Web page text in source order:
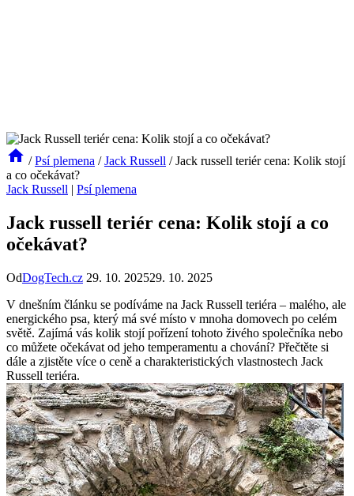
/ Psí plemena / Jack Russell / Jack russell teriér cena: Kolik stojí
a co očekávat?
Jack Russell | Psí plemena
Jack russell teriér cena: Kolik stojí a co
očekávat?
OdDogTech.cz 29. 10. 202529. 10. 2025
V dnešním článku se podíváme na Jack Russell teriéra – malého, ale
energického psa, který má své místo v mnoha domovech po celém
světě. Zajímá vás kolik stojí pořízení tohoto živého společníka nebo
co můžete očekávat od jeho temperamentu a chování? Přečtěte si
dále a zjistěte více o ceně a charakteristických vlastnostech Jack
Russell teriéra.